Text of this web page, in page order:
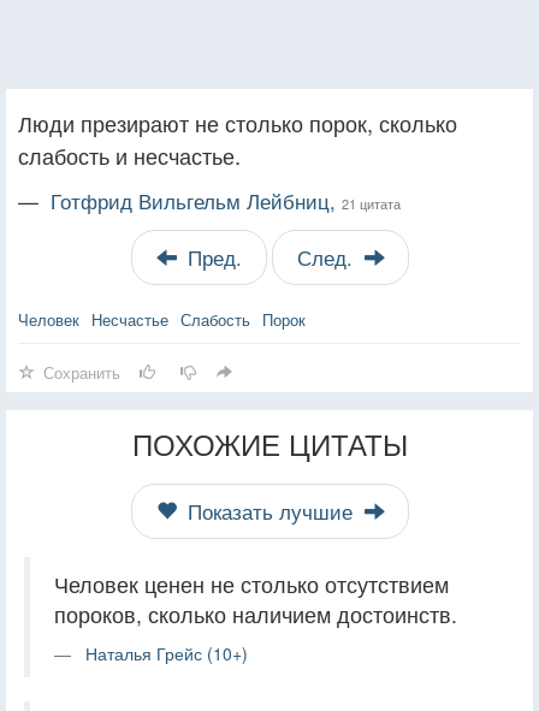
Люди презирают не столько порок, сколько
слабость и несчастье.
— Готфрид Вильгельм Лейбниц, 21 цитата
Пред. След.
Человек Несчастье Слабость Порок
Сохранить
ПОХОЖИЕ ЦИТАТЫ
Показать лучшие
Человек ценен не столько отсутствием
пороков, сколько наличием достоинств.
Наталья Грейс (10+)